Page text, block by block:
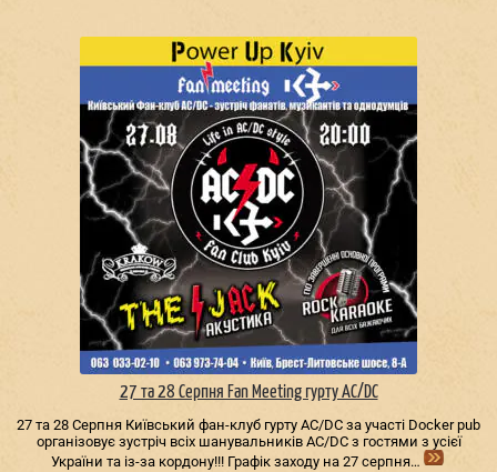
27 та 28 Серпня Fan Meeting гурту AC/DС
27 та 28 Серпня Київський фан-клуб гурту AC/DС за участі Docker pub
організовує зустріч всіх шанувальників AC/DС з гостями з усієї
України та із-за кордону!!! Графік заходу на 27 серпня…